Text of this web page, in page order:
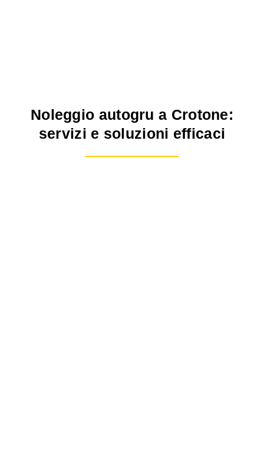
Noleggio autogru a Crotone:
servizi e soluzioni efficaci